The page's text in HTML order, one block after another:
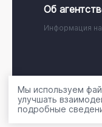
Об
Информация на
© 2001 - 2026,
Мы используем
улучшать
подробные